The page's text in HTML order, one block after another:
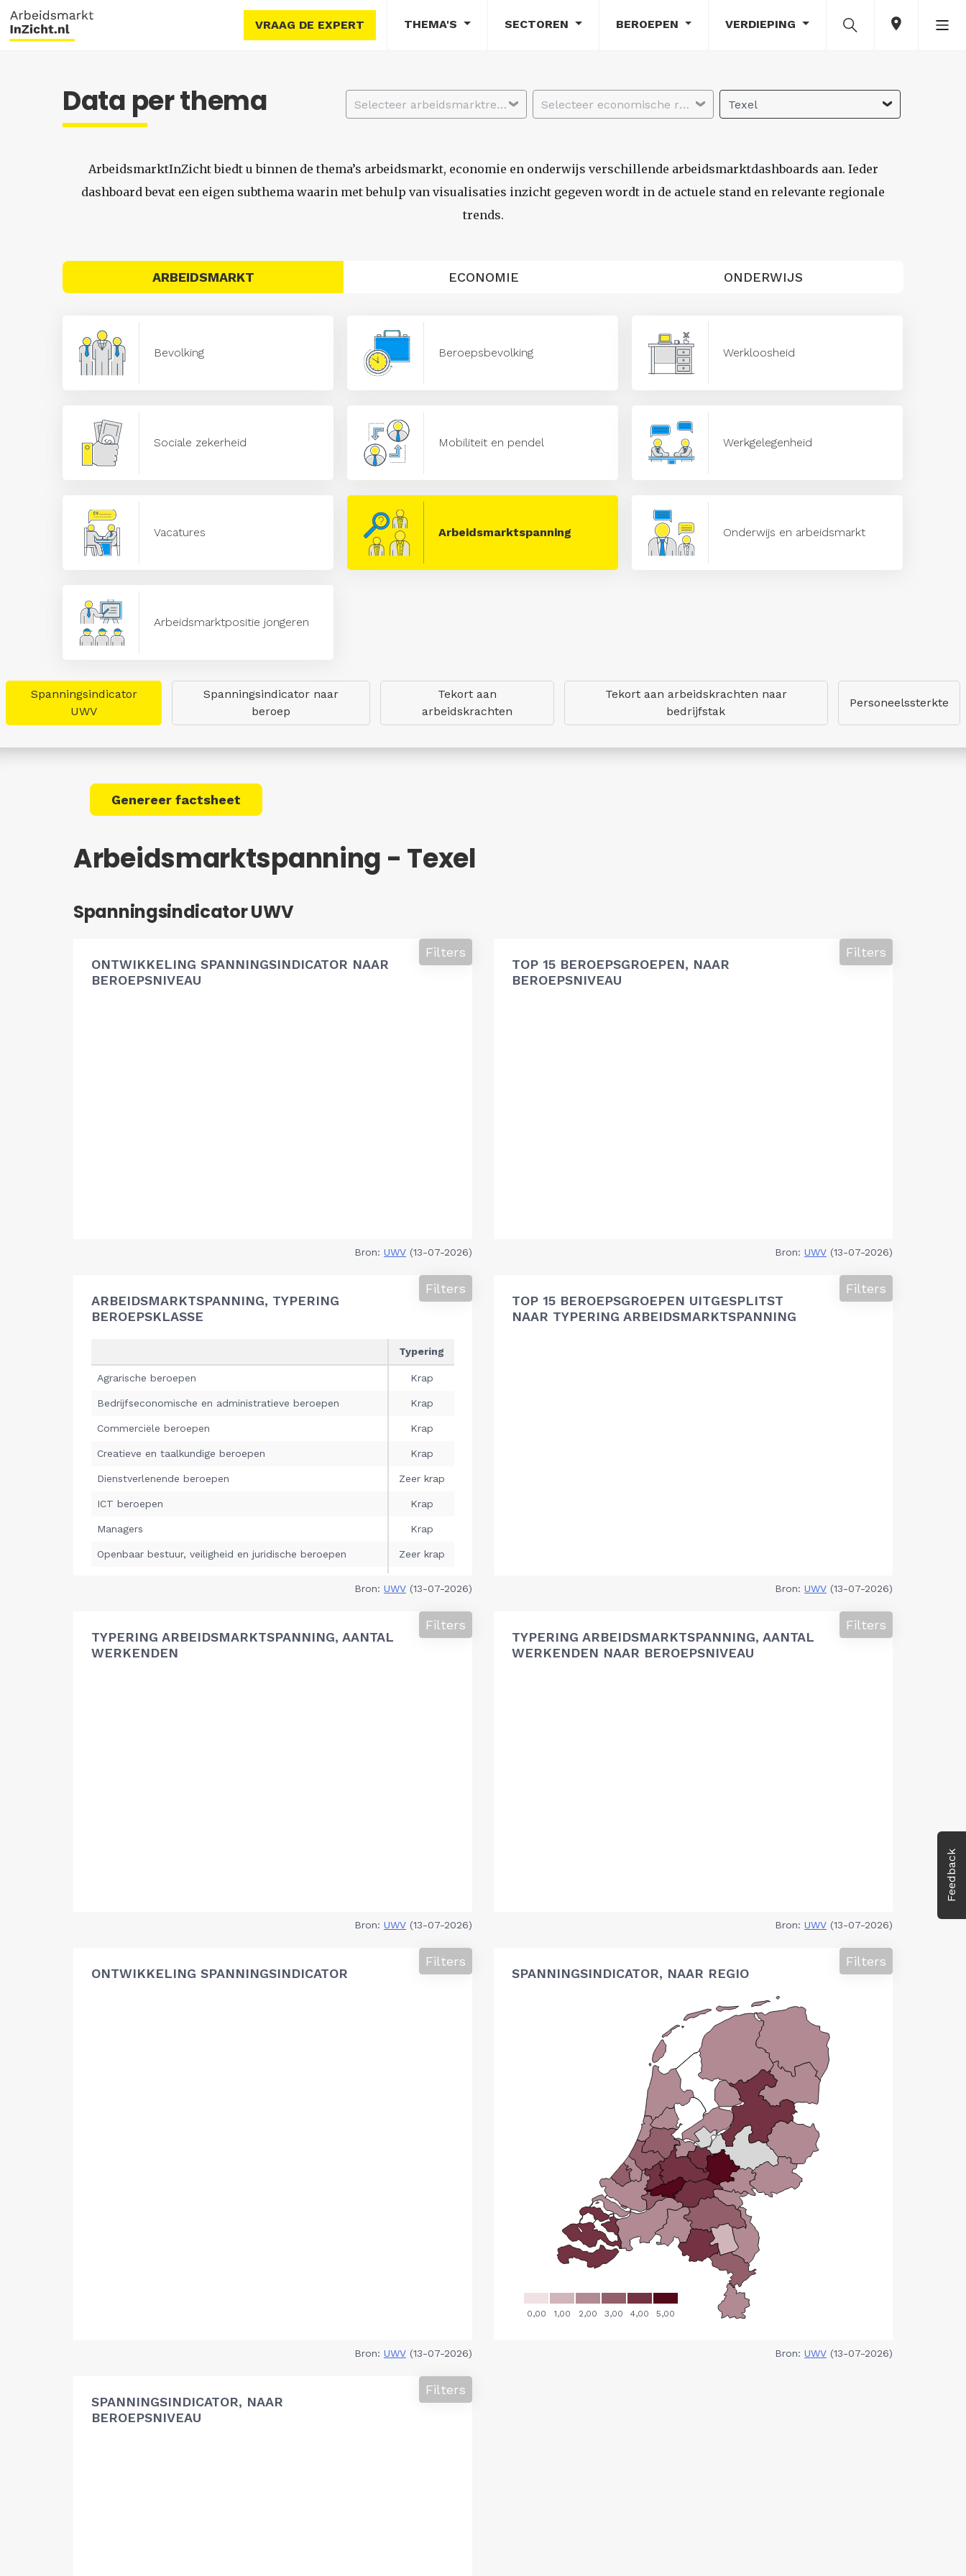
VRAAG DE EXPERT THEMA'S SECTOREN BEROEPEN VERDIEPING
Feedback
Data per thema Selecteer arbeidsmarktregio Selecteer economische regio Texel
ArbeidsmarktInZicht biedt u binnen de thema’s arbeidsmarkt, economie en onderwijs verschillende arbeidsmarktdashboards aan. Ieder
dashboard bevat een eigen subthema waarin met behulp van visualisaties inzicht gegeven wordt in de actuele stand en relevante regionale
trends.
ARBEIDSMARKT ECONOMIE ONDERWIJS
Bevolking Beroepsbevolking Werkloosheid
Sociale zekerheid Mobiliteit en pendel Werkgelegenheid
Vacatures Arbeidsmarktspanning Onderwijs en arbeidsmarkt
Arbeidsmarktpositie jongeren
Spanningsindicator
UWV
Spanningsindicator naar
beroep
Tekort aan
arbeidskrachten
Tekort aan arbeidskrachten naar
bedrijfstak
Personeelssterkte
Genereer factsheet
Arbeidsmarktspanning - Texel
Spanningsindicator UWV
ONTWIKKELING SPANNINGSINDICATOR NAAR
BEROEPSNIVEAU
Filters
Bron: UWV (13-07-2026)
TOP 15 BEROEPSGROEPEN, NAAR
BEROEPSNIVEAU
Filters
Bron: UWV (13-07-2026)
ARBEIDSMARKTSPANNING, TYPERING
BEROEPSKLASSE
Filters
Bron: UWV (13-07-2026)
TOP 15 BEROEPSGROEPEN UITGESPLITST
NAAR TYPERING ARBEIDSMARKTSPANNING
Filters
Bron: UWV (13-07-2026)
TYPERING ARBEIDSMARKTSPANNING, AANTAL
WERKENDEN
Filters
Bron: UWV (13-07-2026)
TYPERING ARBEIDSMARKTSPANNING, AANTAL
WERKENDEN NAAR BEROEPSNIVEAU
Filters
Bron: UWV (13-07-2026)
ONTWIKKELING SPANNINGSINDICATOR
Filters
Bron: UWV (13-07-2026)
SPANNINGSINDICATOR, NAAR REGIO
Filters
Bron: UWV (13-07-2026)
SPANNINGSINDICATOR, NAAR
BEROEPSNIVEAU
Filters